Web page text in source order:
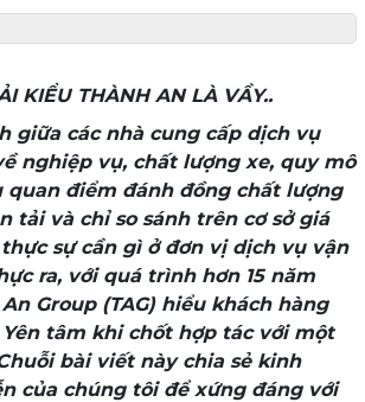
KIỂU THÀNH AN LÀ VẦY..
giữa các nhà cung cấp dịch vụ
nghiệp vụ, chất lượng xe, quy mô
quan điểm đánh đồng chất lượng
tải và chỉ so sánh trên cơ sở giá
sự cần gì ở đơn vị dịch vụ vận
ra, với quá trình hơn 15 năm
Group (TAG) hiểu khách hàng
tâm khi chốt hợp tác với một
bài viết này chia sẻ kinh
của chúng tôi để xứng đáng với